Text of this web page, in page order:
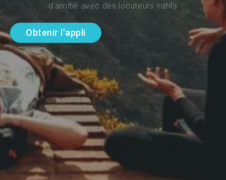
d'amitié avec des locuteurs natifs
Obtenir l'appli